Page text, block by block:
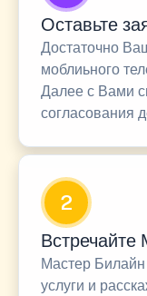
Оставьте
Достаточно
моблиьного
Далее с Вами
согласования
2
Встречайте
Мастер
услуги и